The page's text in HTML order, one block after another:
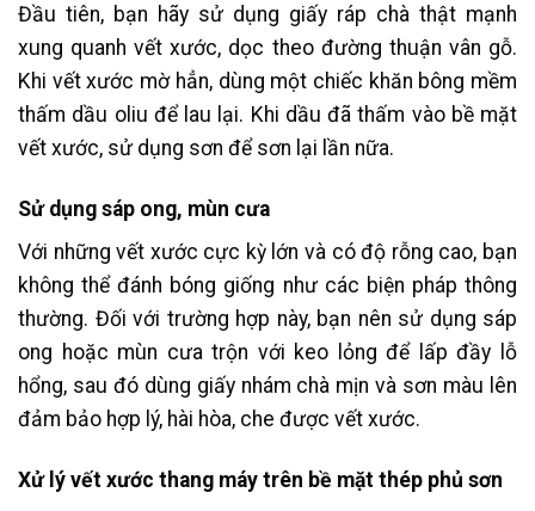
Đầu tiên, bạn hãy sử dụng giấy ráp chà thật mạnh
xung quanh vết xước, dọc theo đường thuận vân gỗ.
Khi vết xước mờ hẳn, dùng một chiếc khăn bông mềm
thấm dầu oliu để lau lại. Khi dầu đã thấm vào bề mặt
vết xước, sử dụng sơn để sơn lại lần nữa.
Sử dụng sáp ong, mùn cưa
Với những vết xước cực kỳ lớn và có độ rỗng cao, bạn
không thể đánh bóng giống như các biện pháp thông
thường. Đối với trường hợp này, bạn nên sử dụng sáp
ong hoặc mùn cưa trộn với keo lỏng để lấp đầy lỗ
hổng, sau đó dùng giấy nhám chà mịn và sơn màu lên
đảm bảo hợp lý, hài hòa, che được vết xước.
Xử lý vết xước thang máy trên bề mặt thép phủ sơn